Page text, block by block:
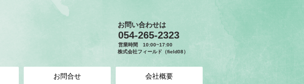
お問い合わせは
​054-265-2323
営業時間 10:00~17:00
株式会社フィールド（field08）
お問合せ 会社概要